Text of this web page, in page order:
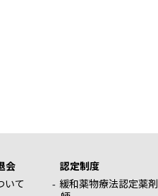
会
いて
認定制度
緩和薬物療法認定薬剤